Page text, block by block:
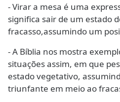
- Virar a mesa é uma
significa sair de um estado
fracasso,assumindo um
- A Bíblia nos mostra
situações assim, em que
estado vegetativo,
triunfante em meio ao